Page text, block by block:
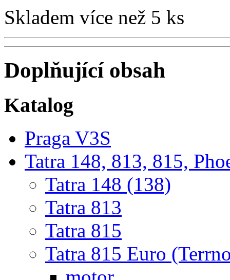
Skladem více než 5 ks
Doplňující obsah
Katalog
Praga V3S
Tatra 148, 813, 815,
Tatra 148 (138)
Tatra 813
Tatra 815
Tatra 815 Euro